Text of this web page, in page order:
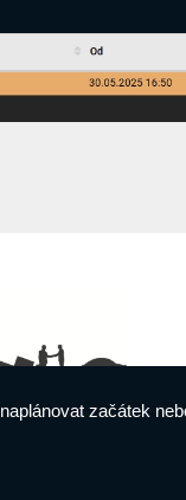
začátek